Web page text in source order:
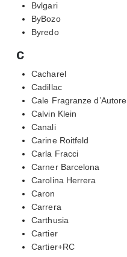
Bvlgari
ByBozo
Byredo
c
Cacharel
Cadillac
Cale Fragranze d’Autore
Calvin Klein
Canali
Carine Roitfeld
Carla Fracci
Carner Barcelona
Carolina Herrera
Caron
Carrera
Carthusia
Cartier
Cartier+RC